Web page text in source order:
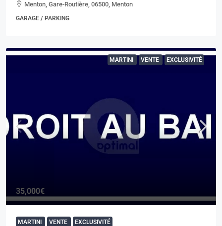
Menton, Gare-Routière, 06500, Menton
GARAGE / PARKING
MARTINI VENTE EXCLUSIVITÉ
35,000€
MARTINI VENTE EXCLUSIVITÉ